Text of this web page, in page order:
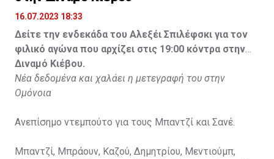
16.07.2023 18:33
Δείτε την ενδεκάδα του Αλεξέι Σπιλέφσκι για τον
φιλικό αγώνα που αρχίζει στις 19:00 κόντρα στην
Διναμό Κιέβου.
Νέα δεδομένα και χαλάει η μετεγραφή του στην
Ομόνοια
Ανεπίσημο ντεμπούτο για τους Μπαντζί και Σανέ.
Μπαντζί, Μπράουν, Καζού, Δημητρίου, Μεντιούμπ,